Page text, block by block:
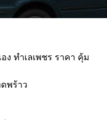
ทำเลเพชร ราคา คุ้ม
พร้าว